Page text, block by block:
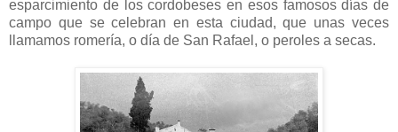
esparcimiento de los cordobeses en esos famosos días de
campo que se celebran en esta ciudad, que unas veces
llamamos romería, o día de San Rafael, o peroles a secas.